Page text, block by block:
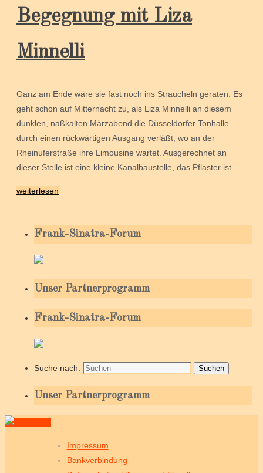
Begegnung mit Liza
Minnelli
Ganz am Ende wäre sie fast noch ins Straucheln geraten. Es
geht schon auf Mitternacht zu, als Liza Minnelli an diesem
dunklen, naßkalten Märzabend die Düsseldorfer Tonhalle
durch einen rückwärtigen Ausgang verläßt, wo an der
Rheinuferstraße ihre Limousine wartet. Ausgerechnet an
dieser Stelle ist eine kleine Kanalbaustelle, das Pflaster ist…
weiterlesen
Frank-Sinatra-Forum
Unser Partnerprogramm
Frank-Sinatra-Forum
Suche nach: Suchen
Unser Partnerprogramm
Impressum
Bankverbindung